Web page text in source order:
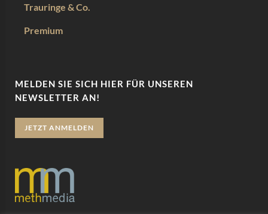
Trauringe & Co.
Premium
MELDEN SIE SICH HIER FÜR UNSEREN
NEWSLETTER AN!
JETZT ANMELDEN